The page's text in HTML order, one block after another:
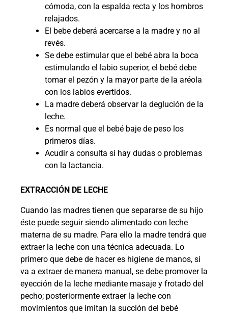
cómoda, con la espalda recta y los hombros
relajados.
El bebe deberá acercarse a la madre y no al
revés.
Se debe estimular que el bebé abra la boca
estimulando el labio superior, el bebé debe
tomar el pezón y la mayor parte de la aréola
con los labios evertidos.
La madre deberá observar la deglución de la
leche.
Es normal que el bebé baje de peso los
primeros días.
Acudir a consulta si hay dudas o problemas
con la lactancia.
EXTRACCIÓN DE LECHE
Cuando las madres tienen que separarse de su hijo
éste puede seguir siendo alimentado con leche
materna de su madre. Para ello la madre tendrá que
extraer la leche con una técnica adecuada. Lo
primero que debe de hacer es higiene de manos, si
va a extraer de manera manual, se debe promover la
eyección de la leche mediante masaje y frotado del
pecho; posteriormente extraer la leche con
movimientos que imitan la succión del bebé